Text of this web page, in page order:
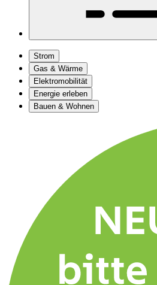
Strom
Gas & Wärme
Elektromobilität
Energie erleben
Bauen & Wohnen